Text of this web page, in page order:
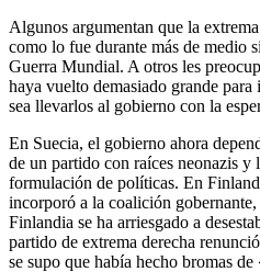
Algunos argumentan que la
como lo fue durante más de medio
Guerra Mundial. A otros les
haya vuelto demasiado grande
sea llevarlos al gobierno con la
En Suecia, el gobierno ahora
de un partido con raíces neonazis y
formulación de políticas. En
incorporó a la coalición
Finlandia se ha arriesgado a
partido de extrema derecha
se supo que había hecho bromas